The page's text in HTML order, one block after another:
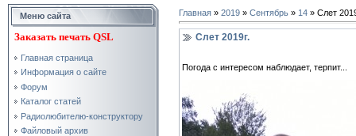
Меню сайта
Заказать печать QSL
Главная страница
Информация о сайте
Форум
Каталог статей
Радиолюбителю-конструктору
Файловый архив
Главная » 2019 » Сентябрь » 14 » Слет
Слет 2019г.
Погода с интересом наблюдает, терпит...